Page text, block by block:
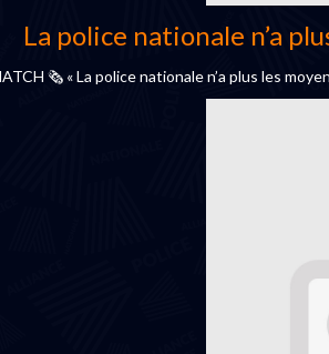
La police nationale n’a
🗞️ « La police nationale n’a plus les